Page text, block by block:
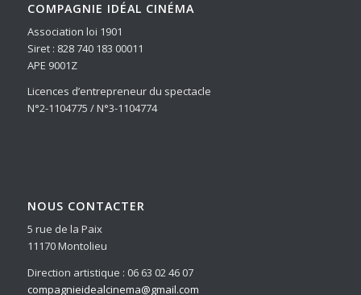
COMPAGNIE IDÉAL CINÉMA
Association loi 1901
Siret : 828 740 183 00011
APE 9001Z
Licences d’entrepreneur du spectacle
N°2-1104775 / N°3-1104774
NOUS CONTACTER
5 rue de la Paix
11170 Montolieu
Direction artistique : 06 63 02 46 07
compagnieidealcinema@gmail.com